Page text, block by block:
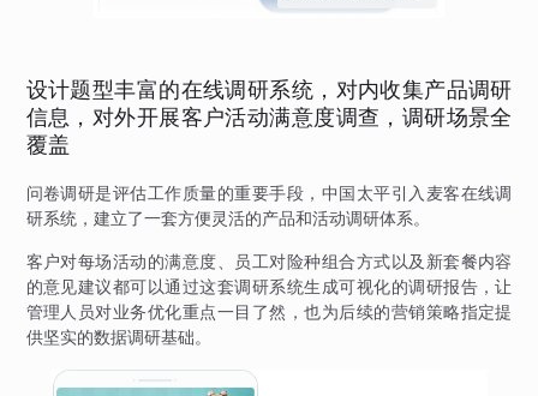
设计题型丰富的在线调研系统，对内收集产品调研
信息，对外开展客户活动满意度调查，调研场景全
覆盖
问卷调研是评估工作质量的重要手段，中国太平引入麦客在线调
研系统，建立了一套方便灵活的产品和活动调研体系。
客户对每场活动的满意度、员工对险种组合方式以及新套餐内容
的意见建议都可以通过这套调研系统生成可视化的调研报告，让
管理人员对业务优化重点一目了然，也为后续的营销策略指定提
供坚实的数据调研基础。